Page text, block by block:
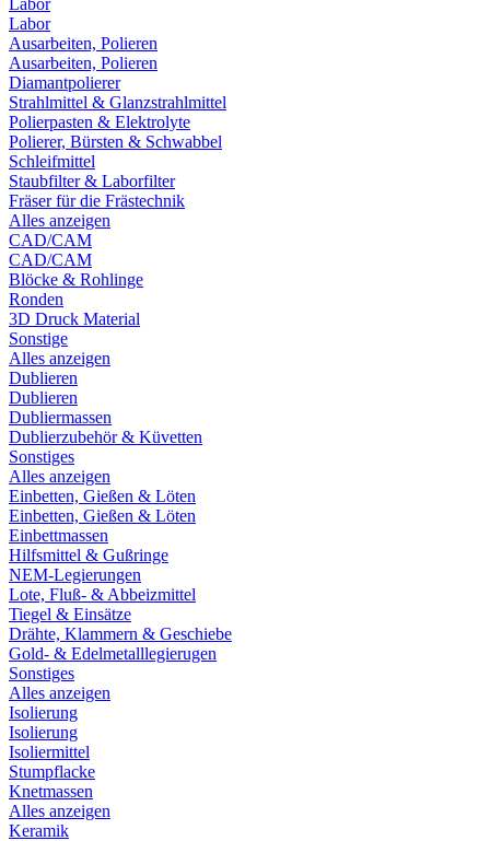
Labor
Labor
Ausarbeiten, Polieren
Ausarbeiten, Polieren
Diamantpolierer
Strahlmittel & Glanzstrahlmittel
Polierpasten & Elektrolyte
Polierer, Bürsten & Schwabbel
Schleifmittel
Staubfilter & Laborfilter
Fräser für die Frästechnik
Alles anzeigen
CAD/CAM
CAD/CAM
Blöcke & Rohlinge
Ronden
3D Druck Material
Sonstige
Alles anzeigen
Dublieren
Dublieren
Dubliermassen
Dublierzubehör & Küvetten
Sonstiges
Alles anzeigen
Einbetten, Gießen & Löten
Einbetten, Gießen & Löten
Einbettmassen
Hilfsmittel & Gußringe
NEM-Legierungen
Lote, Fluß- & Abbeizmittel
Tiegel & Einsätze
Drähte, Klammern & Geschiebe
Gold- & Edelmetalllegierugen
Sonstiges
Alles anzeigen
Isolierung
Isolierung
Isoliermittel
Stumpflacke
Knetmassen
Alles anzeigen
Keramik